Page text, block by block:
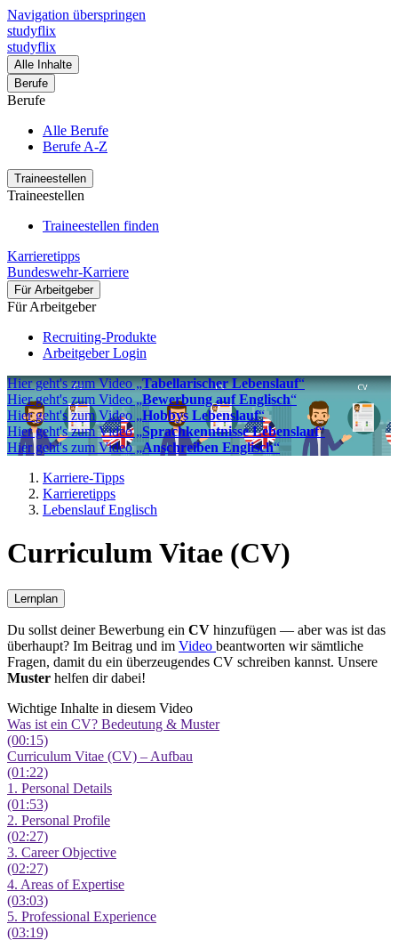
Navigation überspringen
studyflix
studyflix
Alle Inhalte
Berufe
Berufe
Alle Berufe
Berufe A-Z
Traineestellen
Traineestellen
Traineestellen finden
Karrieretipps
Bundeswehr-Karriere
Für Arbeitgeber
Für Arbeitgeber
Recruiting-Produkte
Arbeitgeber Login
Hier geht's zum Video „Tabellarischer Lebenslauf“
Hier geht's zum Video „Bewerbung auf Englisch“
Hier geht's zum Video „Hobbys Lebenslauf“
Hier geht's zum Video „Sprachkenntnisse Lebenslauf“
Hier geht's zum Video „Anschreiben Englisch“
Karriere-Tipps
Karrieretipps
Lebenslauf Englisch
Curriculum Vitae (CV)
Lernplan
Du sollst deiner Bewerbung ein CV hinzufügen — aber was ist das
überhaupt? Im Beitrag und im Video beantworten wir sämtliche
Fragen, damit du ein überzeugendes CV schreiben kannst. Unsere
Muster helfen dir dabei!
Wichtige Inhalte in diesem Video
Was ist ein CV? Bedeutung & Muster
(00:15)
Curriculum Vitae (CV) – Aufbau
(01:22)
1. Personal Details
(01:53)
2. Personal Profile
(02:27)
3. Career Objective
(02:27)
4. Areas of Expertise
(03:03)
5. Professional Experience
(03:19)